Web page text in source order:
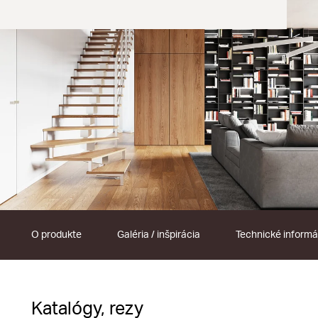
O produkte Galéria / inšpirácia Technické
Katalógy, rezy